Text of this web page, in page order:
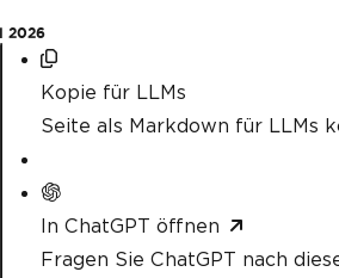
2026
Kopie für LLMs
Seite als Markdown für LLMs
In ChatGPT öffnen
Fragen Sie ChatGPT nach